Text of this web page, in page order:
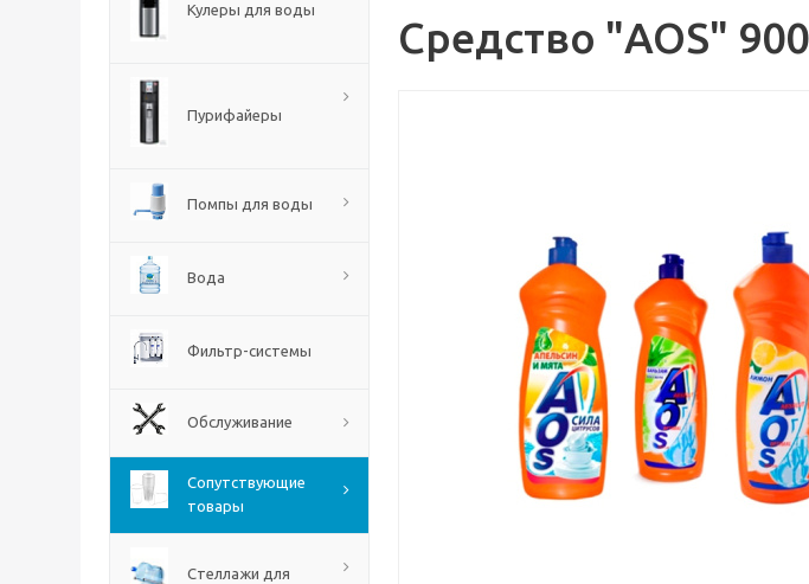
Кулеры для воды
Пурифайеры
Помпы для воды
Вода
Фильтр-системы
Обслуживание
Сопутствующие
товары
Стеллажи для
Средство "AOS"